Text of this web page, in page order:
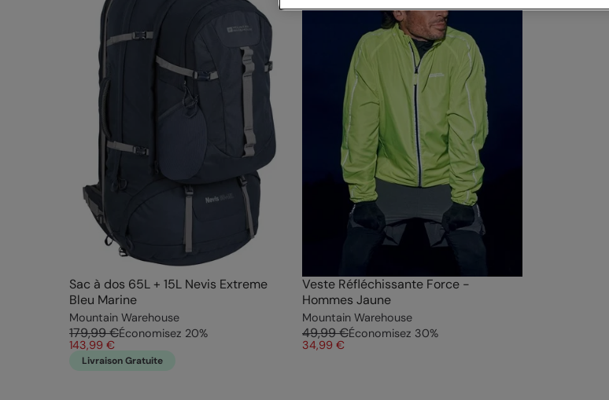
Sac à dos 65L + 15L Nevis Extreme
Bleu Marine
Mountain Warehouse
179,99 €Économisez 20%
143,99 €
Livraison Gratuite
Veste Réfléchissante Force -
Hommes Jaune
Mountain Warehouse
49,99 €Économisez 30%
34,99 €